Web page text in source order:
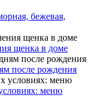
бежевая,
щенка в доме
после рождения
меню